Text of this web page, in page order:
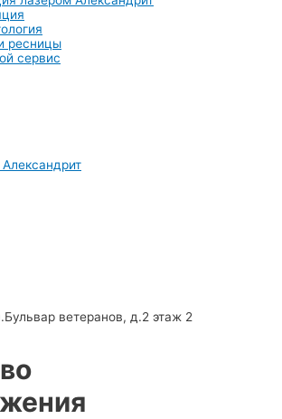
ресницы
сервис
ветеранов, д.2 этаж 2